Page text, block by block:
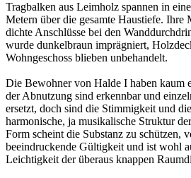
Tragbalken aus Leimholz spannen in
Metern über die gesamte Haustiefe. Ihre
dichte Anschlüsse bei den
wurde dunkelbraun imprägniert,
Wohngeschoss blieben unbehandelt.
Die Bewohner von Halde I haben kaum
der Abnutzung sind erkennbar und
ersetzt, doch sind die Stimmigkeit und
harmonische, ja musikalische Struktur
Form scheint die Substanz zu schützen,
beeindruckende Gültigkeit und ist wohl
Leichtigkeit der überaus knappen